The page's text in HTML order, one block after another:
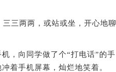
三两两，或站或坐，开心地聊
向同学做了个“打电话”的手
着手机屏幕，灿烂地笑着。